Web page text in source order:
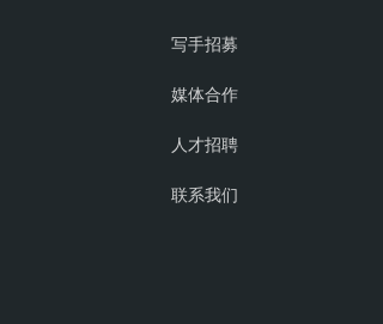
写手招募
媒体合作
人才招聘
联系我们